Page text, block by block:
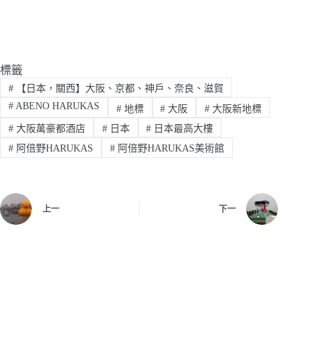
標籤
#【日本，關西】大阪、京都、神戶、奈良、滋賀
#ABENO HARUKAS #地標 # 大阪 # 大阪新地標
#大阪萬豪都酒店 #日本 # 日本最高大樓
#阿倍野HARUKAS #阿倍野HARUKAS美術館
上一 下一